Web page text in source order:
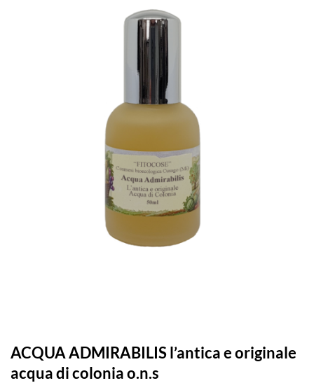
ACQUA ADMIRABILIS l’antica e originale
acqua di colonia o.n.s